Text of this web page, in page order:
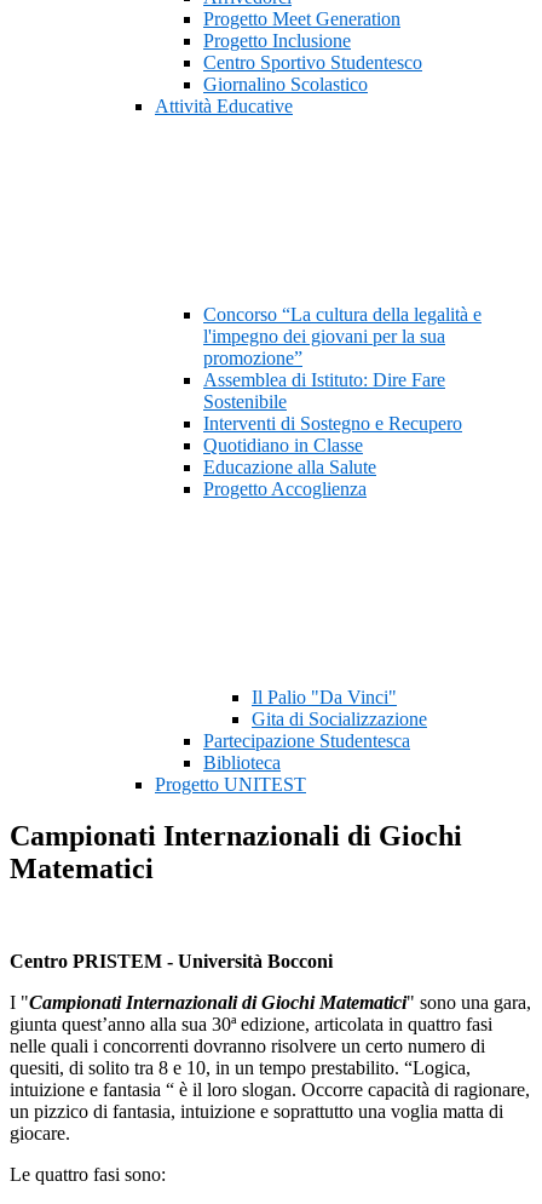
Progetto Meet Generation
Progetto Inclusione
Centro Sportivo Studentesco
Giornalino Scolastico
Attività Educative
Concorso “La cultura della legalità e
l'impegno dei giovani per la sua
promozione”
Assemblea di Istituto: Dire Fare
Sostenibile
Interventi di Sostegno e Recupero
Quotidiano in Classe
Educazione alla Salute
Progetto Accoglienza
Il Palio "Da Vinci"
Gita di Socializzazione
Partecipazione Studentesca
Biblioteca
Progetto UNITEST
Campionati Internazionali di Giochi
Matematici
Centro PRISTEM - Università Bocconi
I "Campionati Internazionali di Giochi Matematici" sono una gara,
giunta quest’anno alla sua 30ª edizione, articolata in quattro fasi
nelle quali i concorrenti dovranno risolvere un certo numero di
quesiti, di solito tra 8 e 10, in un tempo prestabilito. “Logica,
intuizione e fantasia “ è il loro slogan. Occorre capacità di ragionare,
un pizzico di fantasia, intuizione e soprattutto una voglia matta di
giocare.
Le quattro fasi sono: